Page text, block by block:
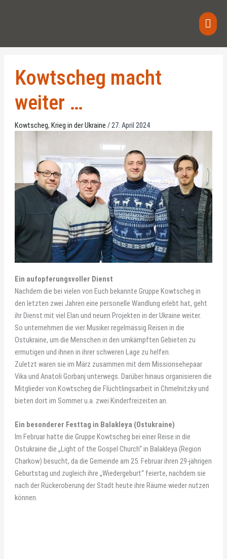
Main
Kowtscheg macht
weiter …
Kowtscheg, Krieg in der Ukraine /27. April 2024
Ein aufopferungsvoller Dienst
Nachdem die bei vielen von Euch bekannte Gruppe Kowtscheg in
den letzten zwei Jahren eine personelle Wandlung erlebt hat, geht
ihr Dienst mit viel Elan und neuen Projekten in der Ukraine weiter.
So unternehmen die vier Musiker regelmässig Reisen in die
Ostukraine, um die Menschen in den umkämpften Gebieten zu
ermutigen und ihnen in ihrer schweren Lage zu helfen.
Zuletzt waren sie im März zusammen mit dem Missionsehepaar
Vika und Anatoli Gorbanj unterwegs. Darüber hinaus organisieren die
Mitglieder von Kowtscheg die Flüchtlingsarbeit in Chmelnitzky und
bieten dort im Sommer u.a. zwei Kinderfreizeiten an.
Ein besonderer Festtag in Balakleya (Ostukraine)
Im Februar hatte die Gruppe Kowtscheg bei einer Reise in die
Ostukraine die „Light of the Gospel Church“ in Balakleya (Region
Charkow) besucht, da die Gemeinde am 25. Februar ihren 29-jährigen
Geburtstag und zugleich ihre „Wiedergeburt“ feierte, nachdem sie
nach der Rückeroberung der Stadt heute ihre Räume wieder nutzen
können.